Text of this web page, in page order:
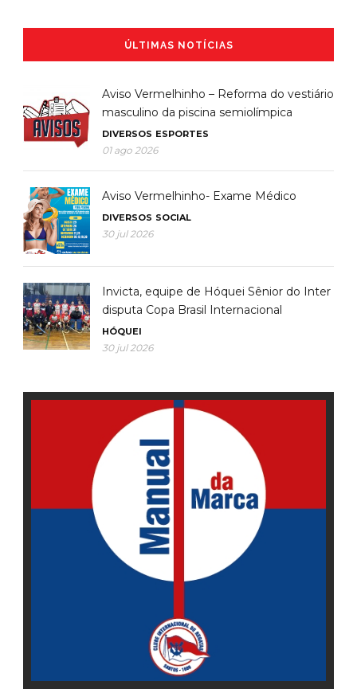
ÚLTIMAS NOTÍCIAS
Aviso Vermelhinho – Reforma do vestiário
masculino da piscina semiolímpica
DIVERSOS ESPORTES
01 ago 2026
Aviso Vermelhinho- Exame Médico
DIVERSOS SOCIAL
30 jul 2026
Invicta, equipe de Hóquei Sênior do Inter
disputa Copa Brasil Internacional
HÓQUEI
30 jul 2026